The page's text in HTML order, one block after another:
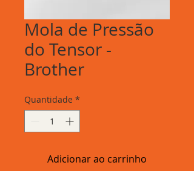
Mola de Pressão
do Tensor -
Brother
Quantidade *
Adicionar ao carrinho